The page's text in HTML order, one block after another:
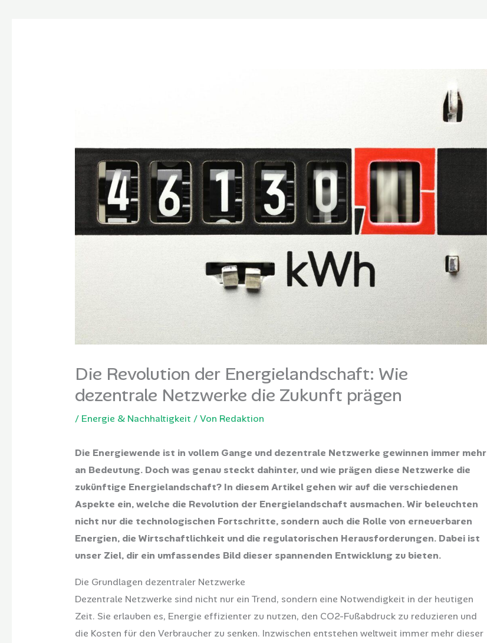
Die Revolution der Energielandschaft: Wie
dezentrale Netzwerke die Zukunft prägen
/ Energie & Nachhaltigkeit / Von Redaktion
Die Energiewende ist in vollem Gange und dezentrale Netzwerke gewinnen immer mehr
an Bedeutung. Doch was genau steckt dahinter, und wie prägen diese Netzwerke die
zukünftige Energielandschaft? In diesem Artikel gehen wir auf die verschiedenen
Aspekte ein, welche die Revolution der Energielandschaft ausmachen. Wir beleuchten
nicht nur die technologischen Fortschritte, sondern auch die Rolle von erneuerbaren
Energien, die Wirtschaftlichkeit und die regulatorischen Herausforderungen. Dabei ist
unser Ziel, dir ein umfassendes Bild dieser spannenden Entwicklung zu bieten.
Die Grundlagen dezentraler Netzwerke
Dezentrale Netzwerke sind nicht nur ein Trend, sondern eine Notwendigkeit in der heutigen
Zeit. Sie erlauben es, Energie effizienter zu nutzen, den CO2-Fußabdruck zu reduzieren und
die Kosten für den Verbraucher zu senken. Inzwischen entstehen weltweit immer mehr dieser